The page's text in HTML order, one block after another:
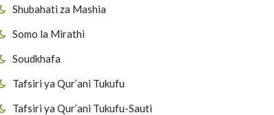
Shubahati za Mashia
Somo la Mirathi
Soudkhafa
Tafsiri ya Qur’ani Tukufu
Tafsiri ya Qur’ani Tukufu-Sauti